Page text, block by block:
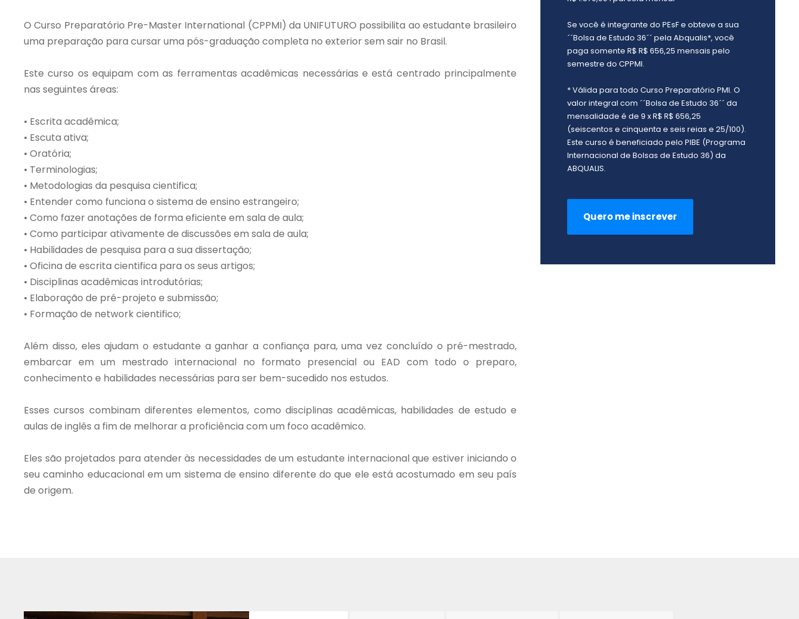
O Curso Preparatório Pre-Master International (CPPMI) da UNIFUTURO possibilita ao estudante brasileiro
uma preparação para cursar uma pós-graduação completa no exterior sem sair no Brasil.
Este curso os equipam com as ferramentas acadêmicas necessárias e está centrado principalmente
nas seguintes áreas:
• Escrita acadêmica;
• Escuta ativa;
• Oratória;
• Terminologias;
• Metodologias da pesquisa cientifica;
• Entender como funciona o sistema de ensino estrangeiro;
• Como fazer anotações de forma eficiente em sala de aula;
• Como participar ativamente de discussões em sala de aula;
• Habilidades de pesquisa para a sua dissertação;
• Oficina de escrita cientifica para os seus artigos;
• Disciplinas acadêmicas introdutórias;
• Elaboração de pré-projeto e submissão;
• Formação de network cientifico;
Além disso, eles ajudam o estudante a ganhar a confiança para, uma vez concluído o pré-mestrado,
embarcar em um mestrado internacional no formato presencial ou EAD com todo o preparo,
conhecimento e habilidades necessárias para ser bem-sucedido nos estudos.
Esses cursos combinam diferentes elementos, como disciplinas acadêmicas, habilidades de estudo e
aulas de inglês a fim de melhorar a proficiência com um foco acadêmico.
Eles são projetados para atender às necessidades de um estudante internacional que estiver iniciando o
seu caminho educacional em um sistema de ensino diferente do que ele está acostumado em seu país
de origem.
Se você é integrante do PEsF e obteve a sua
´´Bolsa de Estudo 36´´ pela Abqualis*, você
paga somente R$ R$ 656,25 mensais pelo
semestre do CPPMI.
* Válida para todo Curso Preparatório PMI. O
valor integral com ´´Bolsa de Estudo 36´´ da
mensalidade é de 9 x R$ R$ 656,25
(seiscentos e cinquenta e seis reias e 25/100).
Este curso é beneficiado pelo PIBE (Programa
Internacional de Bolsas de Estudo 36) da
ABQUALIS.
Quero me inscrever